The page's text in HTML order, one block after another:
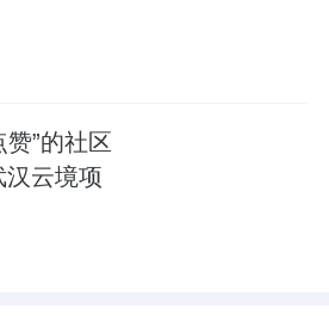
得孩子受一点委屈。”苏义
出了她一切行动的源动力
子，如今见到她总会欢快
”，然后给她一个大大的拥
眼睛里，苏义群看到了超
赞”的社区
云境项